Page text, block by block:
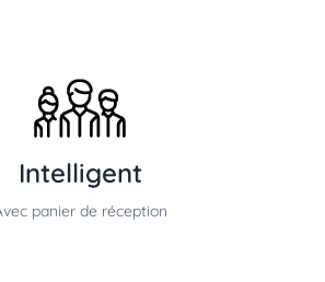
Intelligent
panier de réception